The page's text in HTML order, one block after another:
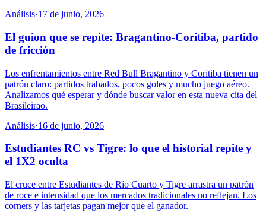
Análisis·17 de junio, 2026
El guion que se repite: Bragantino-Coritiba, partido
de fricción
Los enfrentamientos entre Red Bull Bragantino y Coritiba tienen un
patrón claro: partidos trabados, pocos goles y mucho juego aéreo.
Analizamos qué esperar y dónde buscar valor en esta nueva cita del
Brasileirao.
Análisis·16 de junio, 2026
Estudiantes RC vs Tigre: lo que el historial repite y
el 1X2 oculta
El cruce entre Estudiantes de Río Cuarto y Tigre arrastra un patrón
de roce e intensidad que los mercados tradicionales no reflejan. Los
corners y las tarjetas pagan mejor que el ganador.